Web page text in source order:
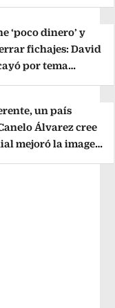
‘poco dinero’ y
fichajes: David
por tema
un país
Álvarez cree
mejoró la imagen